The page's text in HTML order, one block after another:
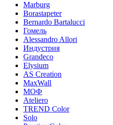
Marburg
Borastapeter
Bernardo Bartalucci
Гомель
Alessandro Allori
Индустрия
Grandeco
Elysium
AS Creation
MaxWall
МОФ
Ateliero
TREND Color
Solo